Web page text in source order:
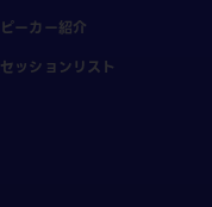
ーカー紹介
ッションリスト